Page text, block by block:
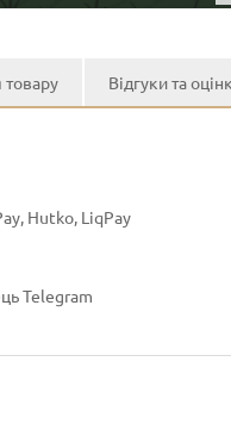
Відгуки та
Hutko, LiqPay
Telegram